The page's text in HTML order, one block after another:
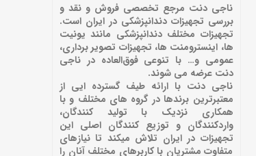
ناجی دنت مرجع تخصصی فروش و نقد و
بررسی تجهیزات دندانپزشکی در ایران است.
تجهیزات مختلف دندانپزشکی مانند یونیت
ها، اینسترومنت ها، تجهیزات تصویر برداری،
عمومی و… با تنوعی فوق‌العاده در ناجی
دنت عرضه می شوند.
ناجی دنت با ارائه‌ طیف گسترده ایی از
معتبرترین برندها در گروه های مختلف و با
همکاری نزدیک با تولید کنندگان،
واردکنندگان و توزیع کنندگان اصلی این
تجهیزات در ایران تلاش میکند تا نیازهای
متفاوت مشتریان با کاربرهای مختلف آنان را